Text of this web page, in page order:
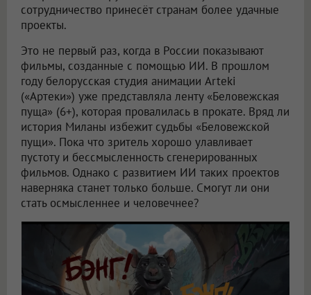
сотрудничество принесёт странам более удачные
проекты.
Это не первый раз, когда в России показывают
фильмы, созданные с помощью ИИ. В прошлом
году белорусская студия анимации Arteki
(«Артеки») уже представляла ленту «Беловежская
пуща» (6+), которая провалилась в прокате. Вряд ли
история Миланы избежит судьбы «Беловежской
пущи». Пока что зритель хорошо улавливает
пустоту и бессмысленность сгенерированных
фильмов. Однако с развитием ИИ таких проектов
наверняка станет только больше. Смогут ли они
стать осмысленнее и человечнее?